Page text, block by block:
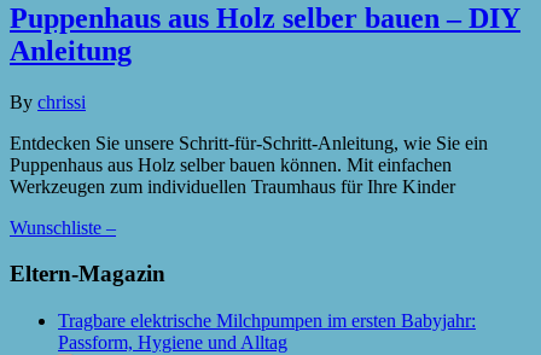
Puppenhaus aus Holz selber bauen – DIY
Anleitung
By chrissi
Entdecken Sie unsere Schritt-für-Schritt-Anleitung, wie Sie ein
Puppenhaus aus Holz selber bauen können. Mit einfachen
Werkzeugen zum individuellen Traumhaus für Ihre Kinder
Wunschliste –
Eltern-Magazin
Tragbare elektrische Milchpumpen im ersten Babyjahr:
Passform, Hygiene und Alltag